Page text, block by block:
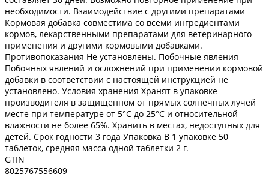
необходимости. Взаимодействие с другими препаратами
Кормовая добавка совместима со всеми ингредиентами
кормов, лекарственными препаратами для ветеринарного
применения и другими кормовыми добавками.
Противопоказания Не установлены. Побочные явления
Побочных явлений и осложнений при применении кормовой
добавки в соответствии с настоящей инструкцией не
установлено. Условия хранения Хранят в упаковке
производителя в защищенном от прямых солнечных лучей
месте при температуре от 5°С до 25°С и относительной
влажности не более 65%. Хранить в местах, недоступных для
детей. Срок годности 3 года Упаковка В 1 упаковке 50
таблеток, средняя масса одной таблетки 2 г.
GTIN
8025767556609